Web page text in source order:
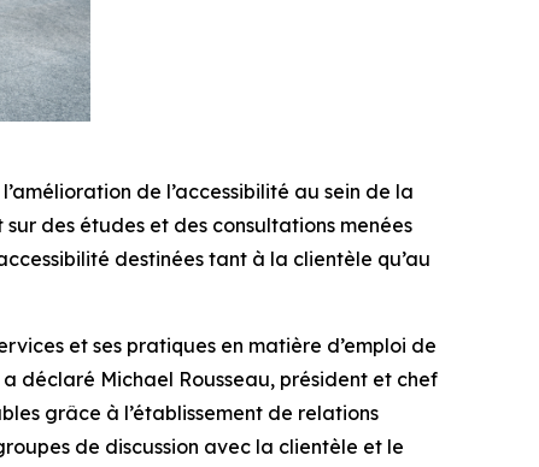
de l’accessibilité au sein de la
sur des études et des consultations menées
destinées tant à la clientèle qu’au
et ses pratiques en matière d’emploi de
déclaré Michael Rousseau, président et chef
grâce à l’établissement de relations
de discussion avec la clientèle et le